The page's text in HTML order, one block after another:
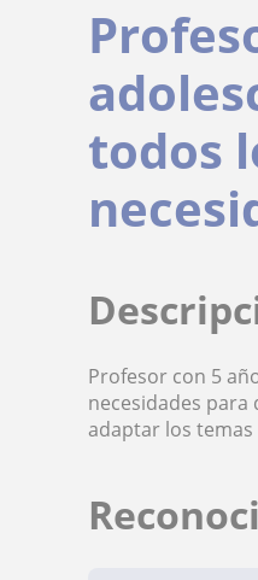
todos
Profesor con 5
necesidades para
adaptar los temas